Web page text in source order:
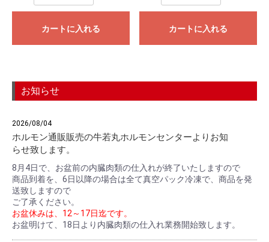
カートに入れる カートに入れる
お知らせ
2026/08/04
ホルモン通販販売の牛若丸ホルモンセンターよりお知
らせ致します。
8月4日で、お盆前の内臓肉類の仕入れが終了いたしますので
商品到着を、6日以降の場合は全て真空パック冷凍で、商品を発
送致しますので
ご了承ください。
お盆休みは、12～17日迄です。
お盆明けて、18日より内臓肉類の仕入れ業務開始致します。